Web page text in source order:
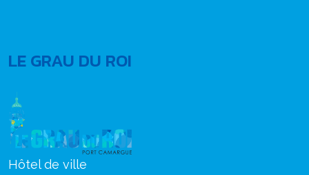
LE GRAU DU ROI
Hôtel de ville